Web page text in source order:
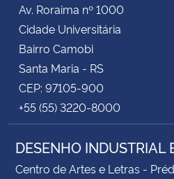
Av. Roraima nº 1000
Cidade Universitária
Bairro Camobi
Santa Maria - RS
CEP: 97105-900
+55 (55) 3220-8000
DESENHO INDUSTRIAL
Centro de Artes e Letras -